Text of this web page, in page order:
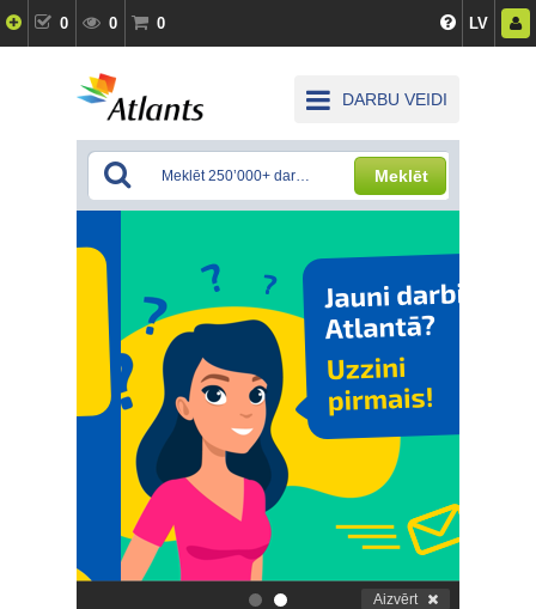
0 0 0 LV
DARBU VEIDI
Meklēt
. Aizvērt